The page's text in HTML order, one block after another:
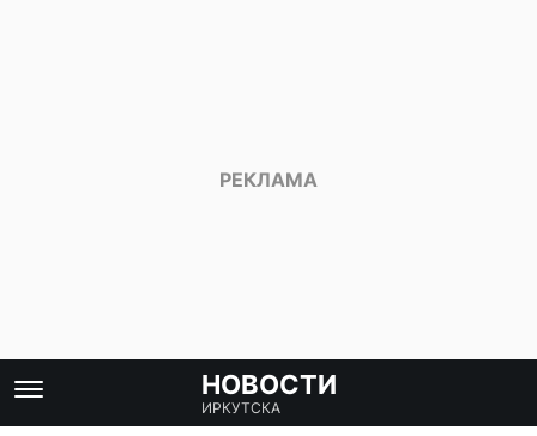
НОВОСТИ
ИРКУТСКА